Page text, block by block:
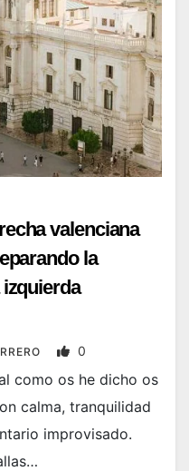
valenciana
la
0
como os he dicho os
calma, tranquilidad
improvisado.